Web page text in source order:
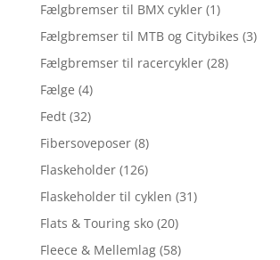
Fælgbremser til BMX cykler (1)
Fælgbremser til MTB og Citybikes (3)
Fælgbremser til racercykler (28)
Fælge (4)
Fedt (32)
Fibersoveposer (8)
Flaskeholder (126)
Flaskeholder til cyklen (31)
Flats & Touring sko (20)
Fleece & Mellemlag (58)